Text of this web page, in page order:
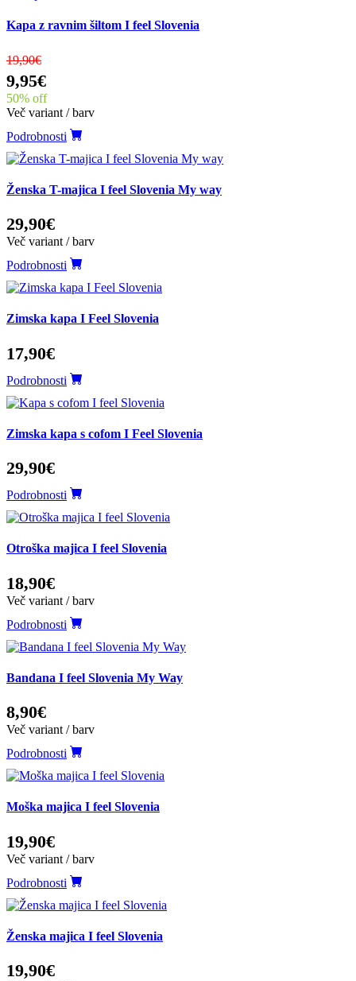
Kapa z ravnim šiltom I feel Slovenia
19,90€
9,95€
50% off
Več variant / barv
Podrobnosti
Ženska T-majica I feel Slovenia My way
29,90€
Več variant / barv
Podrobnosti
Zimska kapa I Feel Slovenia
17,90€
Podrobnosti
Zimska kapa s cofom I Feel Slovenia
29,90€
Podrobnosti
Otroška majica I feel Slovenia
18,90€
Več variant / barv
Podrobnosti
Bandana I feel Slovenia My Way
8,90€
Več variant / barv
Podrobnosti
Moška majica I feel Slovenia
19,90€
Več variant / barv
Podrobnosti
Ženska majica I feel Slovenia
19,90€